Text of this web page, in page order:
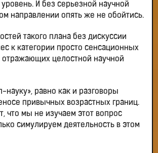
И без серьезной научной
направлении опять же не обойтись.
такого плана без дискуссии
к категории просто сенсационных
целостной научной
науку», равно как и разговоры
привычных возрастных границ.
что мы не изучаем этот вопрос
симулируем деятельность в этом